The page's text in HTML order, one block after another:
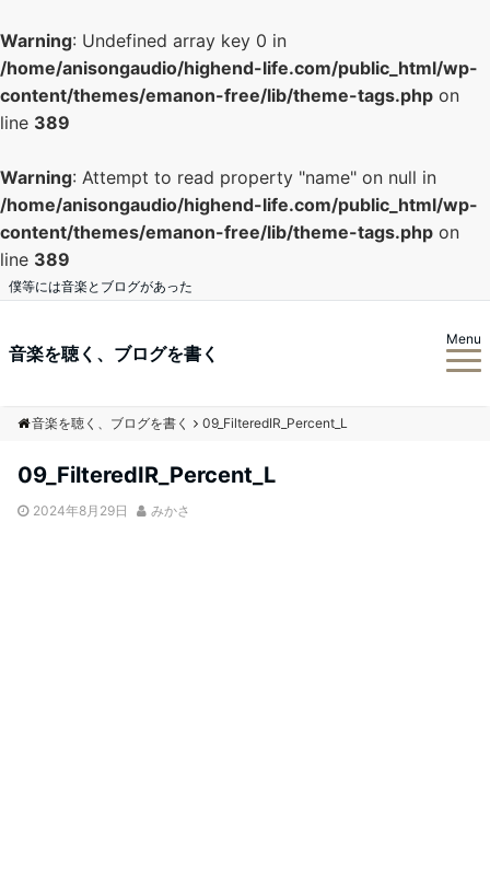
Warning: Undefined array key 0 in
/home/anisongaudio/highend-life.com/public_html/wp-
content/themes/emanon-free/lib/theme-tags.php on
line 389
Warning: Attempt to read property "name" on null in
/home/anisongaudio/highend-life.com/public_html/wp-
content/themes/emanon-free/lib/theme-tags.php on
line 389
僕等には音楽とブログがあった
音楽を聴く、ブログを書く
Menu
音楽を聴く、ブログを書く 09_FilteredIR_Percent_L
09_FilteredIR_Percent_L
2024年8月29日 みかさ